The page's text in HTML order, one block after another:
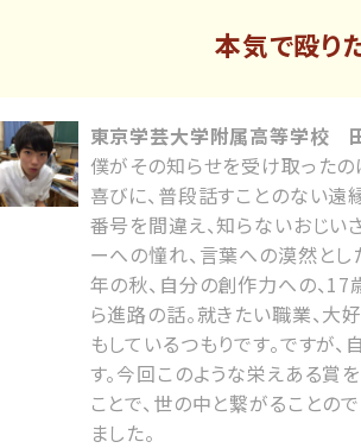
本気で殴り
東京学芸大学附属高等学校 田
僕がその知らせを受け取った
喜びに、普段話すことのない遠
番号を間違え、知らないおじい
ーへの憧れ、言葉への漠然とし
年の秋、自分の創作力への、
ら進路の話。就きたい職業、大
もしているつもりです。ですが
す。今回このような栄えある賞
ことで、世の中と繋がることの
ました。